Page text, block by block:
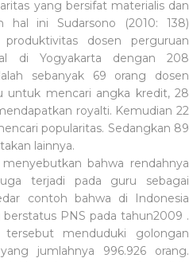
yang bersifat materialis dan
ini Sudarsono (2010: 138)
dosen perguruan
di Yogyakarta dengan 208
sebanyak 69 orang dosen
untuk mencari angka kredit, 28
royalti. Kemudian 22
popularitas. Sedangkan 89
lainnya.
bahwa rendahnya
terjadi pada guru sebagai
contoh bahwa di Indonesia
PNS pada tahun2009 .
menduduki golongan
jumlahnya 996.926 orang.